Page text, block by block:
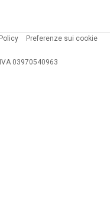
Preferenze sui cookie
03970540963